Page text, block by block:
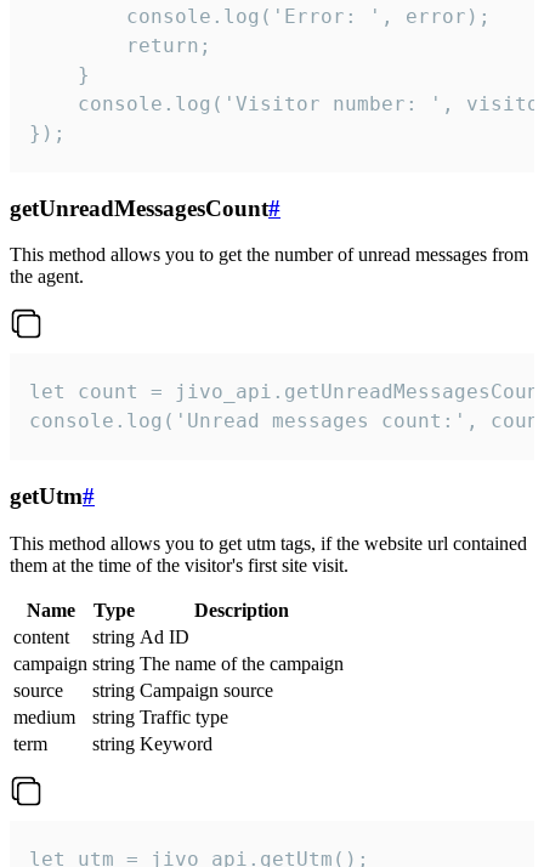
        console.log('Error: ', error);
        return;
    }
console.log('Visitor number: ',
});
getUnreadMessagesCount#
This method allows you to get the number of unread messages from
the agent.
let count =
console.log('Unread messages count:',
getUtm#
This method allows you to get utm tags, if the website url contained
them at the time of the visitor's first site visit.
Name Type
Description
content
string Ad ID
campaign string The name of the campaign
source
string Campaign source
medium
string Traffic type
term
string Keyword
let utm = jivo_api.getUtm();